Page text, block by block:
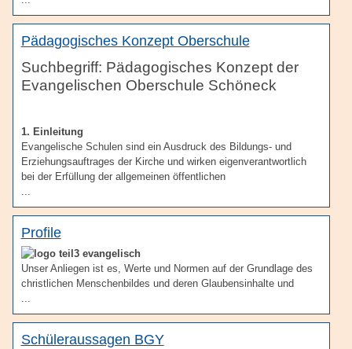
Pädagogisches Konzept Oberschule
Pädagogisches Konzept der
Evangelischen Oberschule Schöneck
1. Einleitung
Evangelische Schulen sind ein Ausdruck des Bildungs- und
Erziehungsauftrages der Kirche und wirken eigenverantwortlich
bei der Erfüllung der allgemeinen öffentlichen
...
Profile
evangelisch
Unser Anliegen ist es, Werte und Normen auf der Grundlage des
christlichen Menschenbildes und deren Glaubensinhalte und
...
Schüleraussagen BGY